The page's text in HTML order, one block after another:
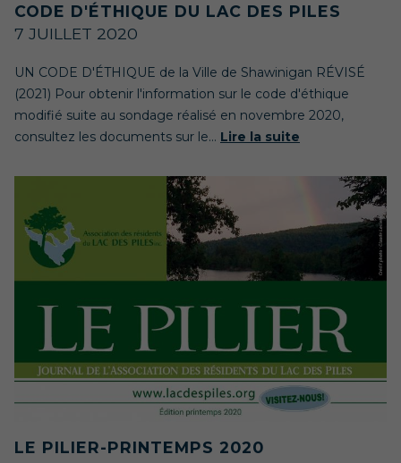
CODE D'ÉTHIQUE DU LAC DES PILES
7 JUILLET 2020
UN CODE D'ÉTHIQUE de la Ville de Shawinigan RÉVISÉ
(2021) Pour obtenir l'information sur le code d'éthique
modifié suite au sondage réalisé en novembre 2020,
consultez les documents sur le... Lire la suite
LE PILIER-PRINTEMPS 2020